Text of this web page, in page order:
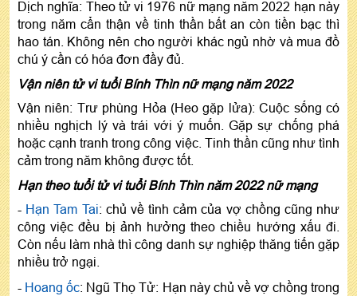
Dịch nghĩa: Theo tử vi 1976 nữ mạng năm 2022 hạn này
trong năm cẩn thận về tinh thần bất an còn tiền bạc thì
hao tán. Không nên cho người khác ngủ nhờ và mua đồ
chú ý cần có hóa đơn đầy đủ.
Vận niên tử vi tuổi Bính Thìn nữ mạng năm 2022
Vận niên: Trư phùng Hỏa (Heo gặp lửa): Cuộc sống có
nhiều nghịch lý và trái với ý muốn. Gặp sự chống phá
hoặc cạnh tranh trong công việc. Tinh thần cũng như tình
cảm trong năm không được tốt.
Hạn theo tuổi tử vi tuổi Bính Thìn năm 2022 nữ mạng
- Hạn Tam Tai: chủ về tình cảm của vợ chồng cũng như
công việc đều bị ảnh hưởng theo chiều hướng xấu đi.
Còn nếu làm nhà thì công danh sự nghiệp thăng tiến gặp
nhiều trở ngại.
- Hoang ốc: Ngũ Thọ Tử: Hạn này chủ về vợ chồng trong